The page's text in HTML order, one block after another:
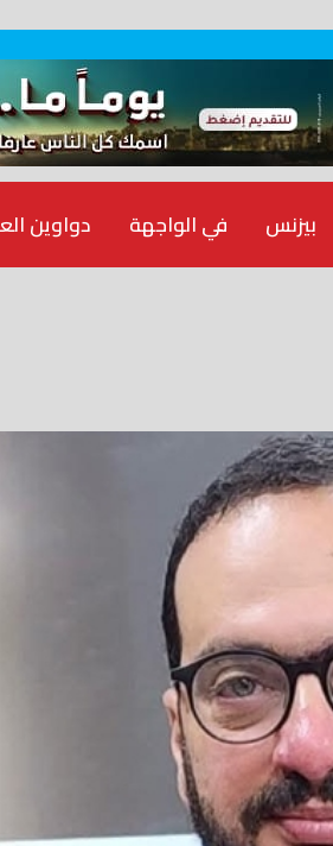
دواوين في الواجهة بيزنس